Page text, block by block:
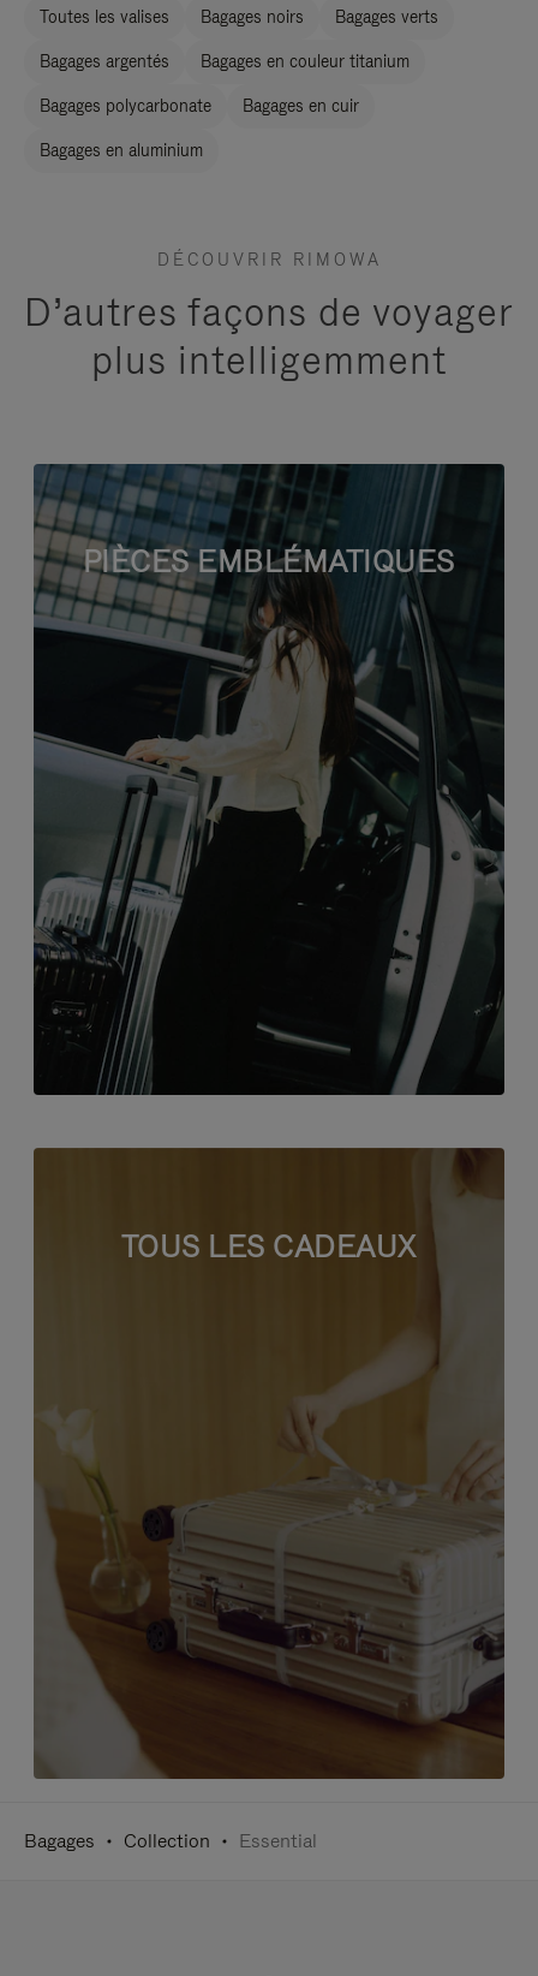
Toutes les valises Bagages noirs Bagages verts
Bagages argentés Bagages en couleur titanium
Bagages polycarbonate Bagages en cuir
Bagages en aluminium
DÉCOUVRIR RIMOWA
D’autres façons de voyager
plus intelligemment
PIÈCES EMBLÉMATIQUES
TOUS LES CADEAUX
Bagages Collection Essential